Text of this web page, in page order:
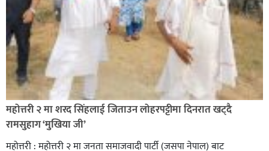
रक्तदान सेवामा जिल्लामै दोस्रो स्थान ल्याएकोमा जनमत नेताद्वय
रेडक्रस सिराहा द्वारा सम्मानित
महोत्तरी २ मा शरद सिंहलाई जिताउन लोहरपट्टीमा दिनरात खट्दै
रामसुहाग ‘मुखिया जी’
महोत्तरी : महोत्तरी २ मा जनता समाजवादी पार्टी (जसपा नेपाल) बाट